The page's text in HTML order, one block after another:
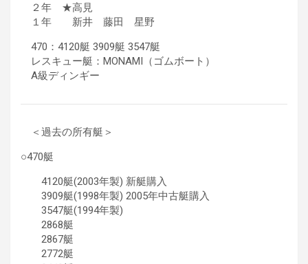
２年 ★高見
１年 新井 藤田 星野
470：4120艇 3909艇 3547艇
レスキュー艇：MONAMI（ゴムボート）
A級ディンギー
＜過去の所有艇＞
○470艇
4120艇(2003年製) 新艇購入
3909艇(1998年製) 2005年中古艇購入
3547艇(1994年製)
2868艇
2867艇
2772艇